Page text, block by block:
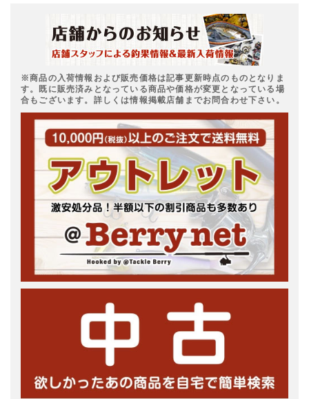
※商品の入荷情報および販売価格は記事更新時点のものとなりま
す。既に販売済みとなっている商品や価格が変更となっている場
合もございます。詳しくは情報掲載店舗までお問合わせ下さい。